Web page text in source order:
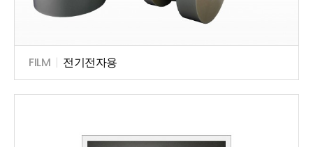
FILM | 전기전자용